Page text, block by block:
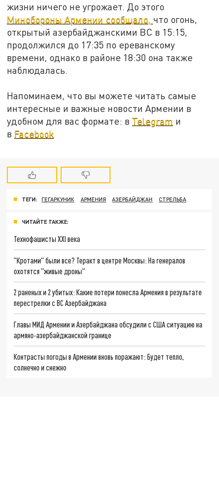
жизни ничего не угрожает. До этого
Минобороны Армении сообщало, что огонь,
открытый азербайджанскими ВС в 15:15,
продолжился до 17:35 по ереванскому
времени, однако в районе 18:30 она также
наблюдалась.
Напоминаем, что вы можете читать самые
интересные и важные новости Армении в
удобном для вас формате: в Telegram и
в Facebook
ТЕГИ: ГЕГАРКУНИК АРМЕНИЯ АЗЕРБАЙДЖАН СТРЕЛЬБА
ЧИТАЙТЕ ТАКЖЕ:
Технофашисты XXI века
"Кротами" были все? Теракт в центре Москвы: На генералов
охотятся "живые дроны"
2 раненых и 2 убитых: Какие потери понесла Армения в результате
перестрелки с ВС Азербайджана
Главы МИД Армении и Азербайджана обсудили с США ситуацию на
армяно-азербайджанской границе
Контрасты погоды в Армении вновь поражают: Будет тепло,
солнечно и снежно